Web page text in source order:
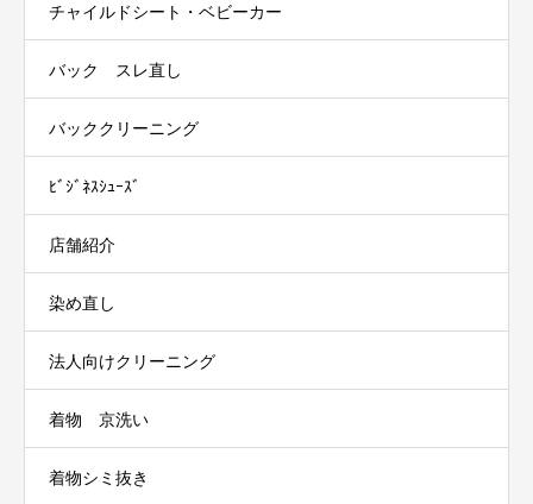
チャイルドシート・ベビーカー
バック スレ直し
バッククリーニング
ﾋﾞｼﾞﾈｽｼｭｰｽﾞ
店舗紹介
染め直し
法人向けクリーニング
着物 京洗い
着物シミ抜き